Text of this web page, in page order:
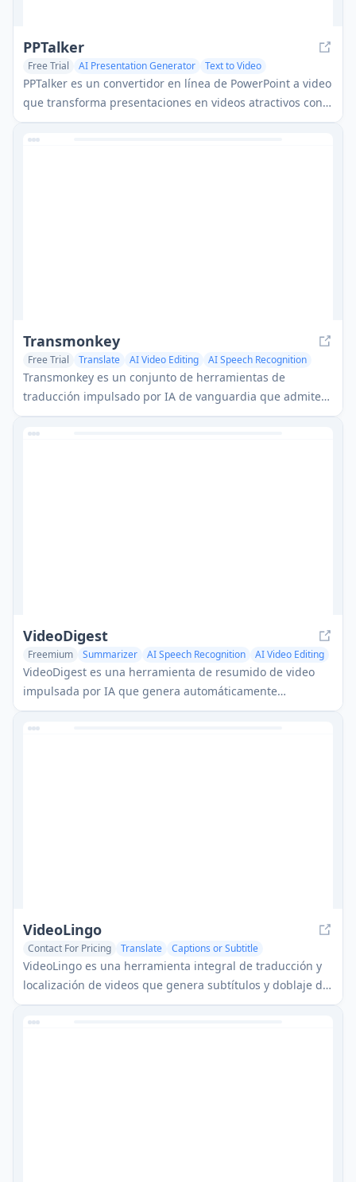
PPTalker
Free Trial AI Presentation Generator
Text to Video
AI Video Editing
PPTalker es un convertidor en línea de PowerPoint a video
que transforma presentaciones en videos atractivos con
voces en off y subtítulos multilingües impulsados por IA.
Transmonkey
Free Trial Translate AI Video Editing AI Speech Recognition
Transmonkey es un conjunto de herramientas de
traducción impulsado por IA de vanguardia que admite
más de 130 idiomas y maneja múltiples formatos de
archivo, incluidos documentos, imágenes, audio y video,
VideoDigest
Freemium Summarizer AI Speech Recognition AI Video Editing
VideoDigest es una herramienta de resumido de video
impulsada por IA que genera automáticamente
resúmenes concisos de videos al analizar su contenido y
extraer puntos clave en múltiples idiomas.
VideoLingo
Contact For Pricing Translate
Captions or Subtitle
AI Video Editing
VideoLingo es una herramienta integral de traducción y
localización de videos que genera subtítulos y doblaje de
calidad Netflix, permitiendo un intercambio de
conocimientos sin problemas a través de las barreras del